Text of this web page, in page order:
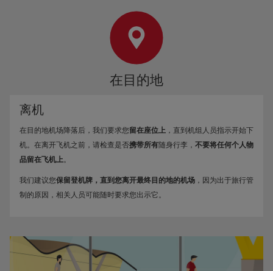
在目的地
离机
在目的地机场降落后，我们要求您留在座位上 ，直到机组人员指示开始下
机。在离开飞机之前，请检查是否携带所有随身行李， 不要将任何个人物
品留在飞机上。
我们建议您保留登机牌，直到您离开最终目的地的机场 ，因为出于旅行管
制的原因，相关人员可能随时要求您出示它。